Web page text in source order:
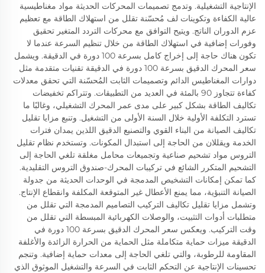
الإنتاجية التشغيلية. وتدمج تصميمات المحركات الحديثة مواد مغناطيسية
عالية الكفاءة وتكوينات لف مُحسّنة تقلل من استهلاك الطاقة مع تعظيم
عزم الدوران الناتج. ويتيح التوافق مع محركات التردد المتغير تحقيق
وفورات إضافية في استهلاك الطاقة من خلال تنظيم السرعة عندما لا
تكون هناك حاجة إلى إخراج كامل بسرعة 100 دورة في الدقيقة. ويشمل
سعر المحرك الدقيق بسرعة 100 دورة في الدقيقة تقنيات متقدمة مثل
دوارات المغناطيس الدائم وتصميمات الثابت المُحسّنة التي تحقق معدلات
كفاءة تتجاوز 90 بالمئة في العديد من التطبيقات. وتتراكم تخفيضات
تكاليف الطاقة بشكل كبير على مدى عمر المحرك التشغيلي، وغالبًا ما
تسترد التكلفة الأولية خلال السنة الأولى من التشغيل. وتنبع مزايا تقليل
تكاليف الصيانة من البناء القوي والتصنيع الدقيق اللذين يمدان فترات
الخدمة ويقللان من الحاجة إلى استبدال المكونات. وتستخدم نظام تقليل
التروس مواد تشحيم صناعية وتجميعات محامل مغلقة تلغي الحاجة إلى
التشحيم المتكرر الشائع في تركيبات المحرك-صندوق التروس التقليدية.
كما تمكن إمكانات التشخيص المدمجة في الوحدات الحديثة من جدولة
الصيانة التنبؤية، مما يمنع الأعطال غير المتوقعة المكلفة وانقطاع الإنتاج.
وتشمل مزايا تقليل تكاليف التركيب التصاميم المدمجة التي تقلل من
متطلبات أدوات التثبيت، والوصلات الكهربائية المبسطة التي تقلل من
وقت التركيب. ويعكس سعر المحرك الدقيق بسرعة 100 دورة في
الدقيقة ميزات حماية متكاملة مثل الحماية من الحرارة الزائدة والأغلفة
المقاومة للرطوبة، والتي تلغي الحاجة إلى معدات حماية إضافية. وتنجم
تحسينات الإنتاجية عن التحكم الثابت في السرعة والتشغيل الموثوق الذي